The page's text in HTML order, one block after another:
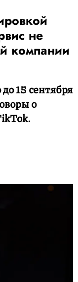
не
компании
15 сентября
о